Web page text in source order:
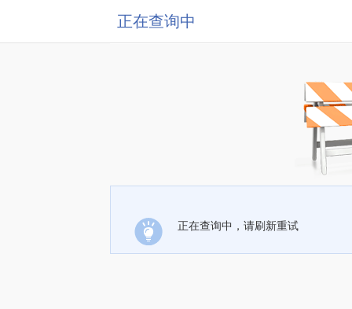
正在查询中
正在查询中，请刷新重试